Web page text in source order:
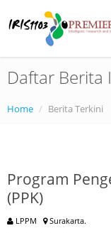
Daftar Berita
Home Berita Terkini
Program
(PPK)
LPPM Surakarta.